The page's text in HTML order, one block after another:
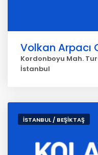
Volkan Arpacı
Kordonboyu Mah.
İstanbul
İSTANBUL / BEŞİKTAŞ